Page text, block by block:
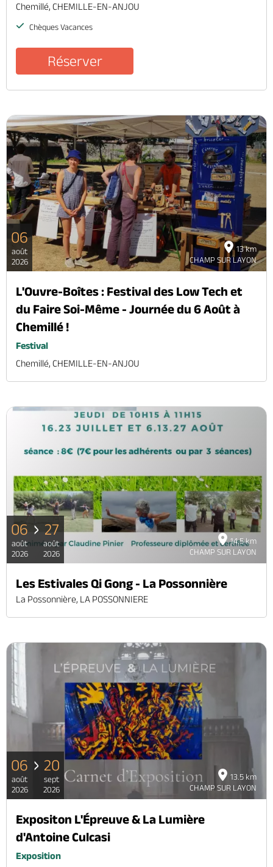
Chemillé, CHEMILLE-EN-ANJOU
Chèques Vacances
Réserver
13 km
CHAMP SUR LAYON
06
août
2026
L'Ouvre-Boîtes : Festival des Low Tech et
du Faire Soi-Même - Journée du 6 Août à
Chemillé !
Festival
Chemillé, CHEMILLE-EN-ANJOU
14.5 km
CHAMP SUR LAYON
06
août
2026
27
août
2026
Les Estivales Qi Gong - La Possonnière
La Possonnière, LA POSSONNIERE
13.5 km
CHAMP SUR LAYON
06
août
2026
20
sept
2026
Expositon L'Épreuve & La Lumière
d'Antoine Culcasi
Exposition